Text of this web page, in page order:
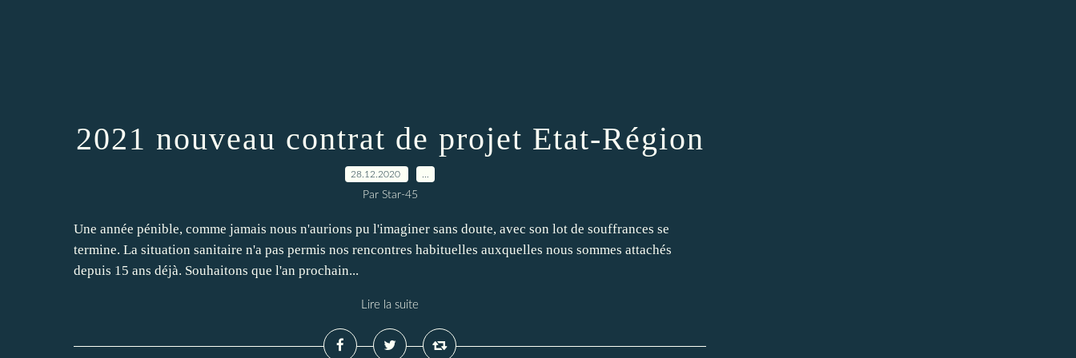
2021 nouveau contrat de projet Etat-Région
28.12.2020
Par Star-45
Une année pénible, comme jamais nous n'aurions pu l'imaginer sans doute, avec son lot de souffrances se
termine. La situation sanitaire n'a pas permis nos rencontres habituelles auxquelles nous sommes attachés
depuis 15 ans déjà. Souhaitons que l'an prochain...
Lire la suite